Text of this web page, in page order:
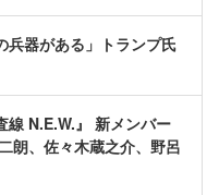
兵器がある」トランプ氏
線 N.E.W.』 新メンバー
朗、佐々木蔵之介、野呂